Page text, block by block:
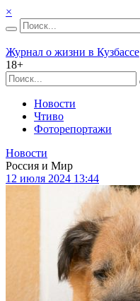
×
Журнал о жизни в Кузбассе
18+
Новости
Чтиво
Фоторепортажи
Новости
Россия и Мир
12 июля 2024 13:44